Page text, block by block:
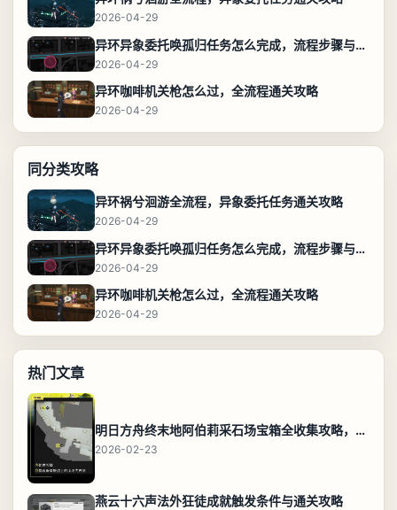
2026-04-29
异环异象委托唤孤归任务怎么完成，流程步骤与位置攻略
2026-04-29
异环咖啡机关枪怎么过，全流程通关攻略
2026-04-29
同分类攻略
异环祸兮洄游全流程，异象委托任务通关攻略
2026-04-29
异环异象委托唤孤归任务怎么完成，流程步骤与位置攻略
2026-04-29
异环咖啡机关枪怎么过，全流程通关攻略
2026-04-29
热门文章
明日方舟终末地阿伯莉采石场宝箱全收集攻略，全点位分布图与路线
2026-02-23
燕云十六声法外狂徒成就触发条件与通关攻略